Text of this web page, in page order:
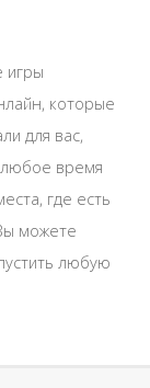
игры
которые
для вас,
время
где есть
можете
любую